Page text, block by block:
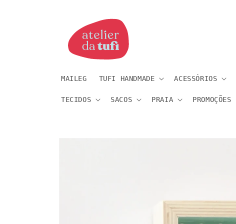
MAILEG TUFI HANDMADE ACESSÓRIOS
TECIDOS SACOS PRAIA PROMOÇÕES